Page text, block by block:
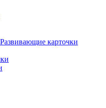
Развивающие карточки